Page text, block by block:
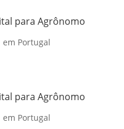
para Agrônomo
Portugal
para Agrônomo
Portugal